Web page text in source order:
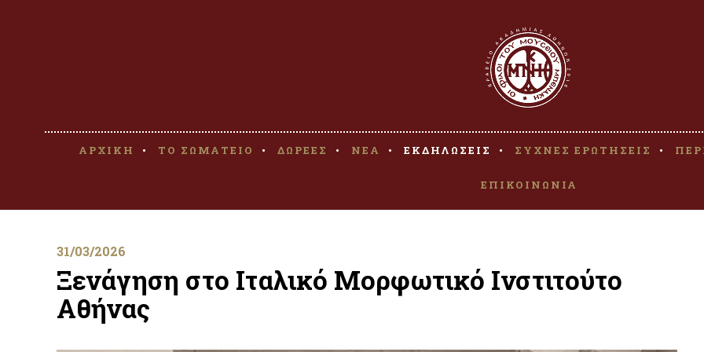
ΑΡΧΙΚΗ ΤΟ ΣΩΜΑΤΕΙΟ ΔΩΡΕΕΣ ΝΕΑ ΕΚΔΗΛΩΣΕΙΣ ΣΥΧΝΕΣ ΕΡΩΤΗΣΕΙΣ
ΕΠΙΚΟΙΝΩΝΙΑ
31/03/2026
Ξενάγηση στο Ιταλικό Μορφωτικό Ινστιτούτο
Αθήνας